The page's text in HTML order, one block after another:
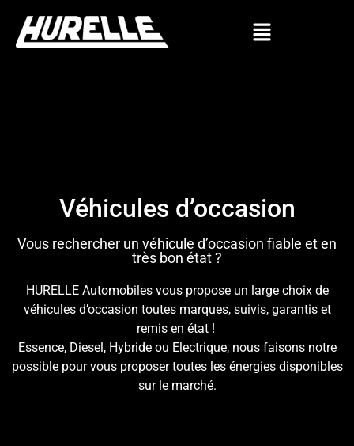
Véhicules d’occasion
Vous rechercher un véhicule d’occasion fiable et en
très bon état ?
HURELLE Automobiles vous propose un large choix de
véhicules d’occasion toutes marques, suivis, garantis et
remis en état !
Essence, Diesel, Hybride ou Electrique, nous faisons notre
possible pour vous proposer toutes les énergies disponibles
sur le marché.